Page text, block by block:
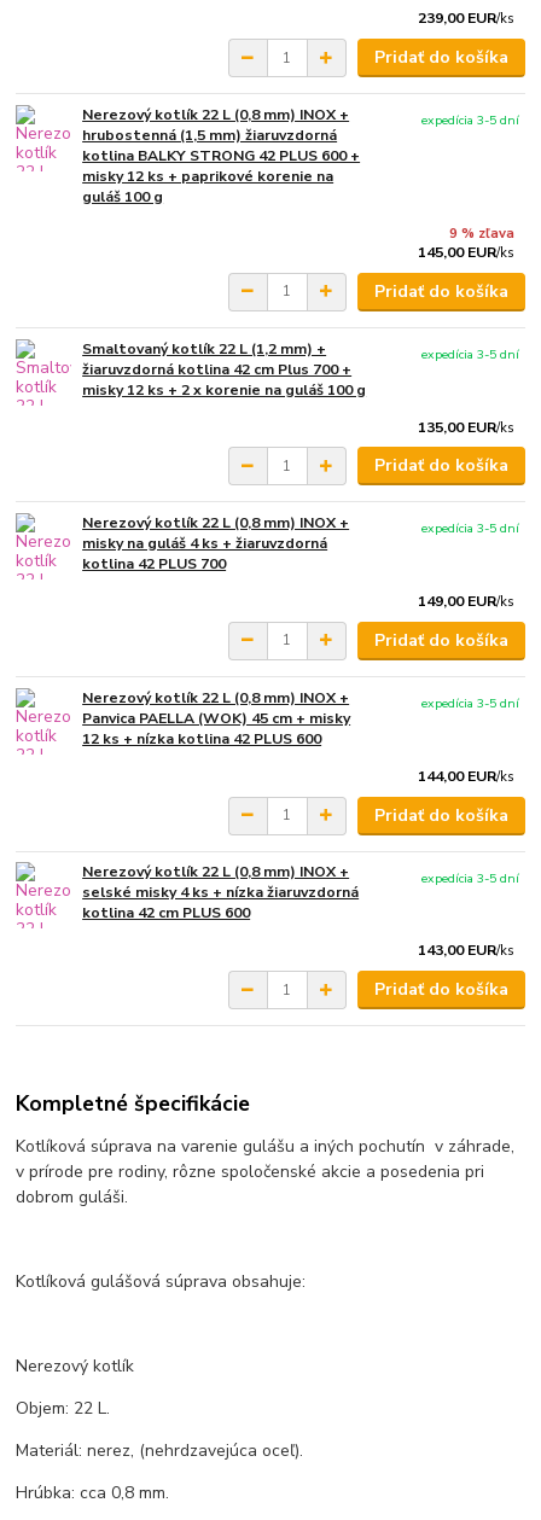
239,00 EUR/ks
Pridať do košíka
Nerezový kotlík 22 L (0,8 mm) INOX +
hrubostenná (1,5 mm) žiaruvzdorná
kotlina BALKY STRONG 42 PLUS 600 +
misky 12 ks + paprikové korenie na
guláš 100 g
9 % zľava
145,00 EUR/ks
expedícia 3-5 dní
Pridať do košíka
Smaltovaný kotlík 22 L (1,2 mm) +
žiaruvzdorná kotlina 42 cm Plus 700 +
misky 12 ks + 2 x korenie na guláš 100 g
135,00 EUR/ks
expedícia 3-5 dní
Pridať do košíka
Nerezový kotlík 22 L (0,8 mm) INOX +
misky na guláš 4 ks + žiaruvzdorná
kotlina 42 PLUS 700
149,00 EUR/ks
expedícia 3-5 dní
Pridať do košíka
Nerezový kotlík 22 L (0,8 mm) INOX +
Panvica PAELLA (WOK) 45 cm + misky
12 ks + nízka kotlina 42 PLUS 600
144,00 EUR/ks
expedícia 3-5 dní
Pridať do košíka
Nerezový kotlík 22 L (0,8 mm) INOX +
selské misky 4 ks + nízka žiaruvzdorná
kotlina 42 cm PLUS 600
143,00 EUR/ks
expedícia 3-5 dní
Pridať do košíka
Kompletné špecifikácie
Kotlíková súprava na varenie gulášu a iných pochutín v záhrade,
v prírode pre rodiny, rôzne spoločenské akcie a posedenia pri
dobrom guláši.
Kotlíková gulášová súprava obsahuje:
Nerezový kotlík
Objem: 22 L.
Materiál: nerez, (nehrdzavejúca oceľ).
Hrúbka: cca 0,8 mm.